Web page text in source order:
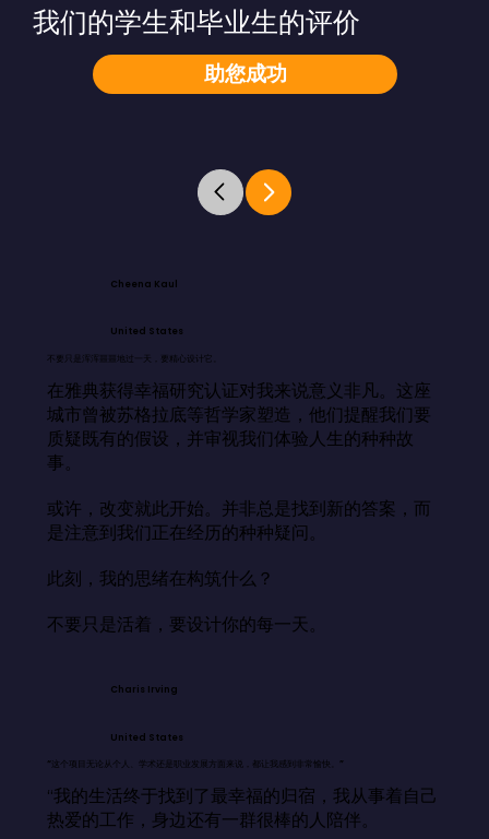
助您成功
我们的学生和毕业生的评价
Cheena Kaul
United States
不要只是浑浑噩噩地过一天，要精心设计它。
在雅典获得幸福研究认证对我来说意义非凡。这座
城市曾被苏格拉底等哲学家塑造，他们提醒我们要
质疑既有的假设，并审视我们体验人生的种种故
事。
或许，改变就此开始。并非总是找到新的答案，而
是注意到我们正在经历的种种疑问。
此刻，我的思绪在构筑什么？
不要只是活着，要设计你的每一天。
Charis Irving
United States
“这个项目无论从个人、学术还是职业发展方面来说，都让我感到非常愉快。”
“我的生活终于找到了最幸福的归宿，我从事着自己
热爱的工作，身边还有一群很棒的人陪伴。